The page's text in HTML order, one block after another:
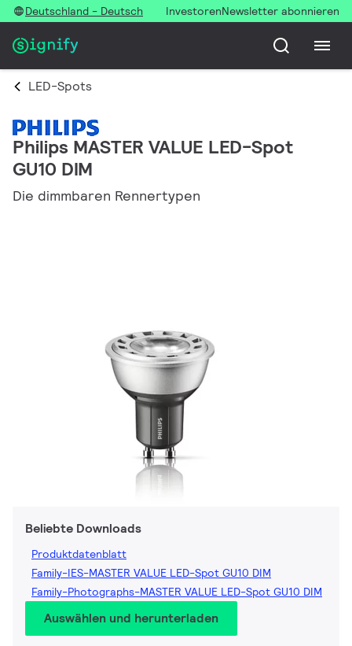
Deutschland - Deutsch InvestorenNewsletter abonnieren
LED-Spots
Philips MASTER VALUE LED-Spot
GU10 DIM
Die dimmbaren Rennertypen
Beliebte Downloads
Produktdatenblatt
Family-IES-MASTER VALUE LED-Spot GU10 DIM
Family-Photographs-MASTER VALUE LED-Spot GU10 DIM
Auswählen und herunterladen